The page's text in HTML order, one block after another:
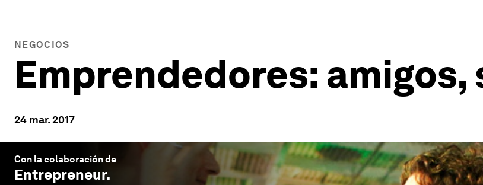
NEGOCIOS
Emprendedores: amigos,
24 mar. 2017
Con la colaboración de
Entrepreneur.